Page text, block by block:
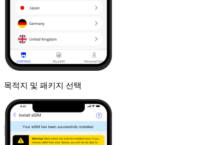
목적지 및 패키지 선택